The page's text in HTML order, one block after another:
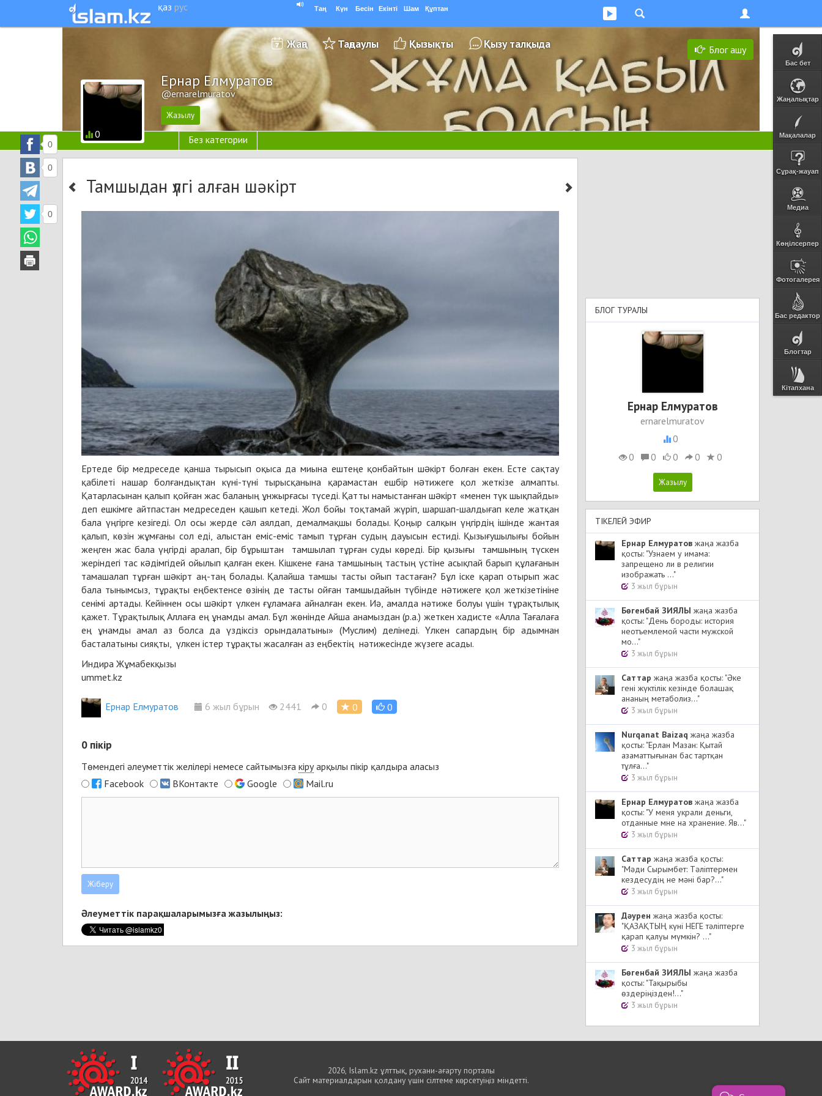
қаз рус Таң Күн Бесін Екінті Шам Құптан
Бас бет
Жаңалықтар
Мақалалар
Сұрақ-жауап
Медиа
Көңілсерпер
Фотогалерея
Бас редактор
Блогтар
Кітапхана
Блог ашу
Жаңа Таңдаулы Қызықты Қызу талқыда
0
Ернар Елмуратов
@ernarelmuratov
Без категории
Тамшыдан үлгі алған шәкірт
0
0
0
Ертеде бір медреседе қанша тырысып оқыса да миына ештеңе қонбайтын шəкірт болған екен. Есте сақтау
қабілеті нашар болғандықтан күні-түні тырысқанына қарамастан ешбір нəтижеге қол жеткізе алмапты.
Қатарласынан қалып қойған жас баланың ұнжырғасы түседі. Қатты намыстанған шəкірт «менен түк шықпайды»
деп ешкімге айтпастан медреседен қашып кетеді. Жол бойы тоқтамай жүріп, шаршап-шалдығап келе жатқан
бала үңгірге кезігеді. Ол осы жерде сəл аялдап, демалмақшы болады. Қоңыр салқын үңгірдің ішінде жантая
қалып, көзін жұмғаны сол еді, алыстан еміс-еміс тамып тұрған судың дауысын естиді. Қызығушылығы бойын
жеңген жас бала үңгірді аралап, бір бұрыштан тамшылап тұрған суды көреді. Бір қызығы тамшының түскен
жеріндегі тас кəдімгідей ойылып қалған екен. Кішкене ғана тамшының тастың үстіне асықпай барып құлағанын
тамашалап тұрған шəкірт аң-таң болады. Қалайша тамшы тасты ойып тастаған? Бұл іске қарап отырып жас
бала тынымсыз, тұрақты еңбектенсе өзінің де тасты ойған тамшыдайын түбінде нəтижеге қол жеткізетініне
сенімі артады. Кейіннен осы шəкірт үлкен ғұламаға айналған екен. Иә, амалда нәтиже болуы үшін тұрақтылық
қажет. Тұрақтылық Аллаға ең ұнамды амал. Бұл жөнінде Айша анамыздан (р.а.) жеткен хадисте «Алла Тағалаға
ең ұнамды амал аз болса да үздіксіз орындалатыны» (Муслим) делінеді. Үлкен сапардың бір адымнан
басталатыны сияқты, үлкен істер тұрақты жасалған аз еңбектің нәтижесінде жүзеге асады.
Индира Жұмабекқызы
ummet.kz
Ернар Елмуратов 6 жыл бұрын 2441 0 0 0
0 пікір
Төмендегі әлеуметтік желілері немесе сайтымызға кіруарқылы пікір қалдыра аласыз
Facebook
ВКонтакте Google Mail.ru
Әлеуметтік парақшаларымызға жазылыңыз:
БЛОГ ТУРАЛЫ
Ернар Елмуратов
ernarelmuratov
0
0
0 0 0 0
ТІКЕЛЕЙ ЭФИР
Ернар Елмуратов жаңа жазба
қосты: "Узнаем у имама:
запрещено ли в религии
изображать ..."
3 жыл бұрын
Бөгенбай ЗИЯЛЫ жаңа жазба
қосты: "День бороды: история
неотъемлемой части мужской
мо..."
3 жыл бұрын
Cаттар жаңа жазба қосты: "Әке
гені жүктілік кезінде болашақ
ананың метаболиз..."
3 жыл бұрын
Nurqanat Baizaq жаңа жазба
қосты: "Ерлан Мазан: Қытай
азаматтығынан бас тартқан
тұлға..."
3 жыл бұрын
Ернар Елмуратов жаңа жазба
қосты: "У меня украли деньги,
отданные мне на хранение. Яв..."
3 жыл бұрын
Cаттар жаңа жазба қосты:
"Мәди Сырымбет: Тәліптермен
кездесудің не мәні бар?..."
3 жыл бұрын
Дәурен жаңа жазба қосты:
"ҚАЗАҚТЫҢ күні НЕГЕ тәліптерге
қарап қалуы мүмкін? ..."
3 жыл бұрын
Бөгенбай ЗИЯЛЫ жаңа жазба
қосты: "Тақырыбы
өздеріңізден!..."
3 жыл бұрын
2026, Islam.kz ұлттық, рухани-ағарту порталы
Сайт материалдарын қолдану үшін сілтеме көрсетуіңіз міндетті.